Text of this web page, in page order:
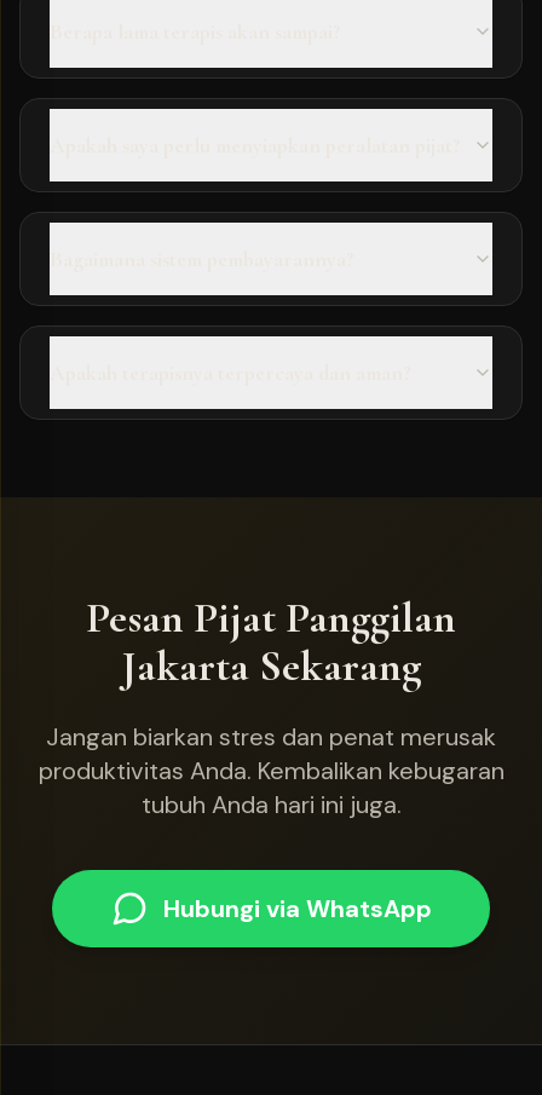
Pesan Pijat Panggilan
Jakarta Sekarang
Jangan biarkan stres dan penat merusak
produktivitas Anda. Kembalikan kebugaran
tubuh Anda hari ini juga.
Hubungi via WhatsApp